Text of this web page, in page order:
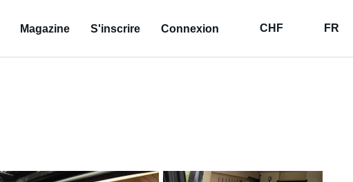
Magazine S'inscrire Connexion CHF FR